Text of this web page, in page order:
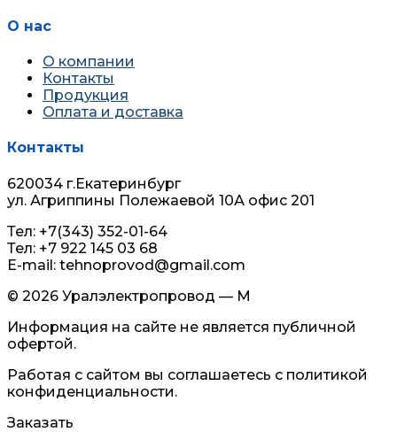
О нас
О компании
Контакты
Продукция
Оплата и доставка
Контакты
620034 г.Екатеринбург
ул. Агриппины Полежаевой 10А офис 201
Тел: +7(343) 352-01-64
Тел: +7 922 145 03 68
E-mail: tehnoprovod@gmail.com
© 2026 Уралэлектропровод — М
Информация на сайте не является публичной
офертой.
Работая с сайтом вы соглашаетесь с политикой
конфиденциальности.
Заказать